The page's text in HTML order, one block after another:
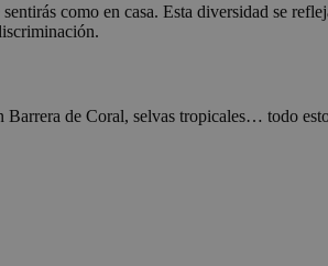
como en casa. Esta diversidad se
Barrera de Coral, selvas tropicales… todo